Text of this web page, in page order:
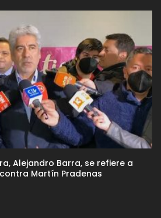
Alejandro Barra, se refiere a
Martín Pradenas